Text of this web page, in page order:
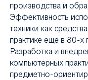
производства и
Эффективность
техники как
практике еще в 80-х
Разработка и
компьютерных
предметно-